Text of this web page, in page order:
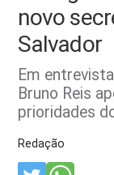
novo
Salvador
Em
Bruno Reis
prioridades
Redação